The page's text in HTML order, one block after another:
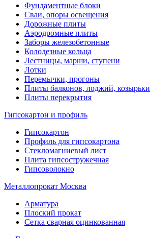
Фундаментные блоки
Сваи, опоры освещения
Дорожные плиты
Аэродромные плиты
Заборы железобетонные
Колодезные кольца
Лестницы, марши, ступени
Лотки
Перемычки, прогоны
Плиты балконов, лоджий, козырьки
Плиты перекрытия
Гипсокартон и профиль
Гипсокартон
Профиль для гипсокартона
Стекломагниевый лист
Плита гипсостружечная
Гипсоволокно
Металлопрокат Москва
Арматура
Плоский прокат
Сетка сварная оцинкованная